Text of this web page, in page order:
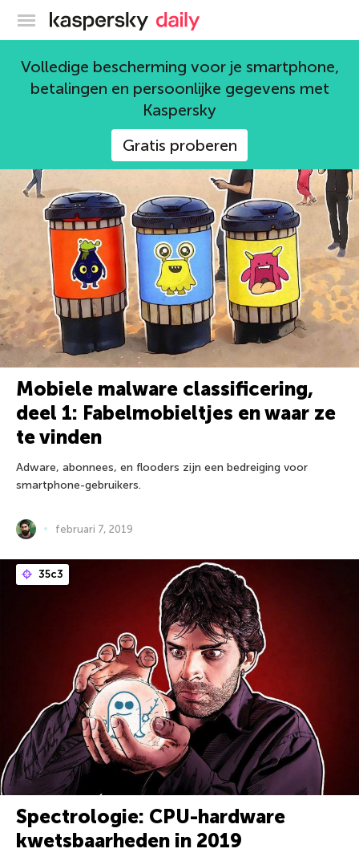
Kaspersky official blog
Volledige bescherming voor je smartphone,
betalingen en persoonlijke gegevens met
Kaspersky
Gratis proberen
kwetsbaarheden
Mobiele malware classificering,
deel 1: Fabelmobieltjes en waar ze
te vinden
Adware, abonnees, en flooders zijn een bedreiging voor
smartphone-gebruikers.
februari 7, 2019
35c3
Spectrologie: CPU-hardware
kwetsbaarheden in 2019